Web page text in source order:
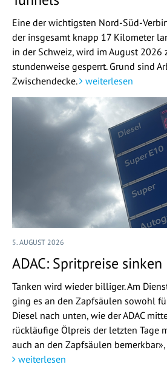
Eine der wichtigsten Nord-Süd-
der insgesamt knapp 17 Kilometer
in der Schweiz, wird im August
stundenweise gesperrt. Grund sind
Zwischendecke.
weiterlesen
5. AUGUST 2026
ADAC: Spritpreise sinken
Tanken wird wieder billiger. Am
ging es an den Zapfsäulen sowohl
Diesel nach unten, wie der ADAC
rückläufige Ölpreis der letzten Tage
auch an den Zapfsäulen bemerkbar»,
weiterlesen